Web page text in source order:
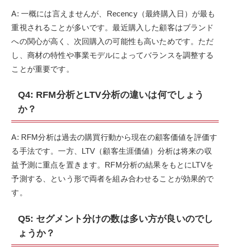
A: 一概には言えませんが、Recency（最終購入日）が最も
重視されることが多いです。最近購入した顧客はブランド
への関心が高く、次回購入の可能性も高いためです。ただ
し、商材の特性や事業モデルによってバランスを調整する
ことが重要です。
Q4: RFM分析とLTV分析の違いは何でしょう
か？
A: RFM分析は過去の購買行動から現在の顧客価値を評価す
る手法です。一方、LTV（顧客生涯価値）分析は将来の収
益予測に重点を置きます。RFM分析の結果をもとにLTVを
予測する、という形で両者を組み合わせることが効果的で
す。
Q5: セグメント分けの数は多い方が良いのでし
ょうか？